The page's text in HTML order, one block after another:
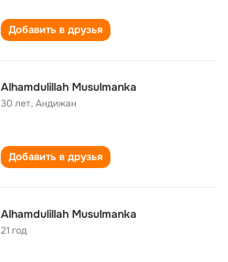
Добавить в друзья
Alhamdulillah Musulmanka
30 лет,Андижан
Добавить в друзья
Alhamdulillah Musulmanka
21 год